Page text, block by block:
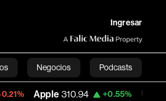
Ingresar
Negocios Podcasts
310.94 +0.55% USD COP